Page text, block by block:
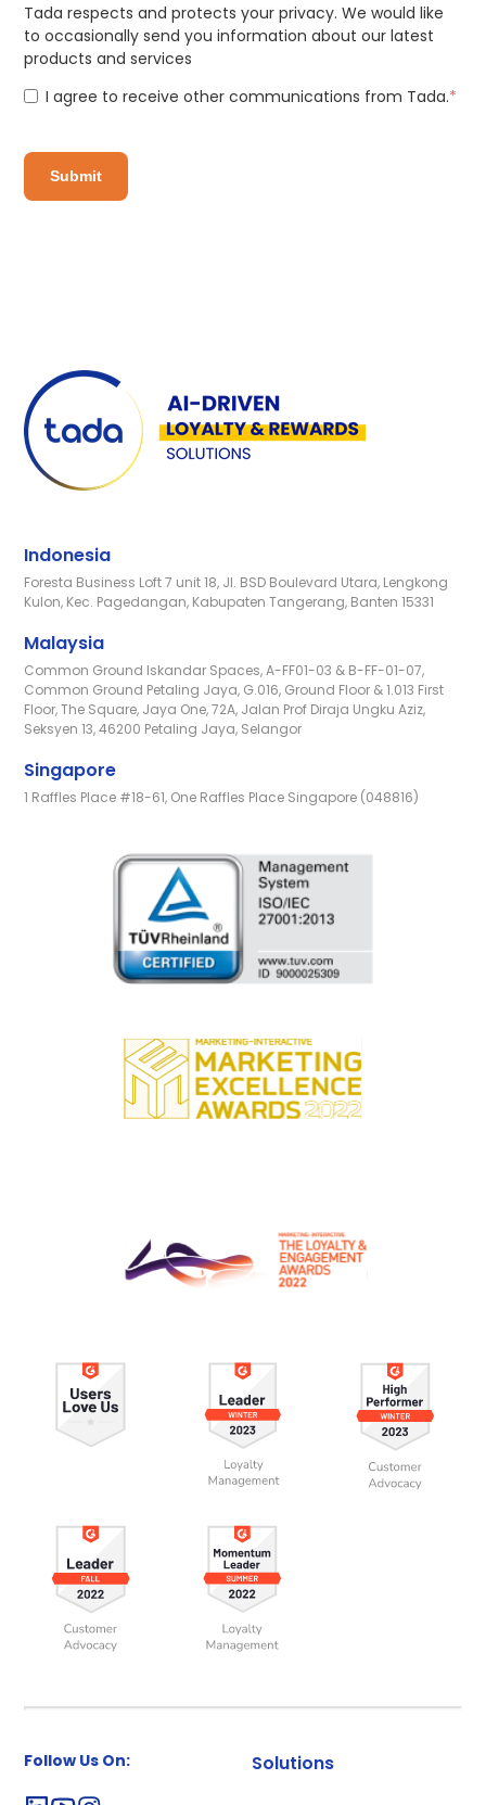
Tada respects and protects your privacy. We would like
to occasionally send you information about our latest
products and services
I agree to receive other communications from Tada.*
Indonesia
Foresta Business Loft 7 unit 18, Jl. BSD Boulevard Utara, Lengkong
Kulon, Kec. Pagedangan, Kabupaten Tangerang, Banten 15331
Malaysia
Common Ground Iskandar Spaces, A-FF01-03 & B-FF-01-07,
Common Ground Petaling Jaya, G.016, Ground Floor & 1.013 First
Floor, The Square, Jaya One, 72A, Jalan Prof Diraja Ungku Aziz,
Seksyen 13, 46200 Petaling Jaya, Selangor
Singapore
1 Raffles Place #18-61, One Raffles Place Singapore (048816)
Follow Us On: Solutions